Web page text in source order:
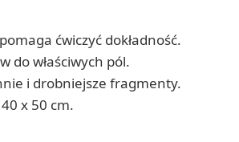
ćwiczyć dokładność.
do właściwych pól.
i drobniejsze fragmenty.
x 50 cm.